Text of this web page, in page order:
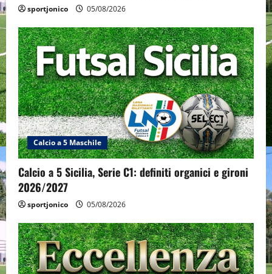
sportjonico 05/08/2026
Calcio a 5 Maschile
Calcio a 5 Sicilia, Serie C1: definiti organici e gironi
2026/2027
sportjonico 05/08/2026